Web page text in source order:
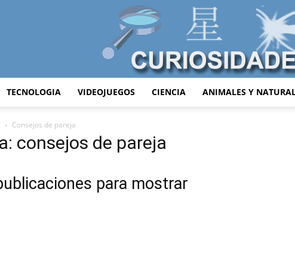
TECNOLOGIA VIDEOJUEGOS CIENCIA ANIMALES Y
Consejos de pareja
consejos de pareja
para mostrar